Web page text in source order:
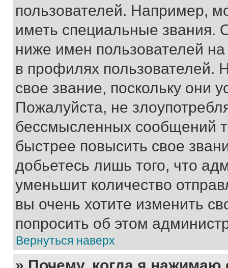
пользователей. Например,
иметь специальные звания.
ниже имен пользователей
в профилях
свое звание, поскольку они
Пожалуйста, не
бессмысленных сообщений
быстрее повысить свое
добьетесь лишь того, что
уменьшит количество
вы очень хотите изменить
попросить об этом
Вернуться наверх